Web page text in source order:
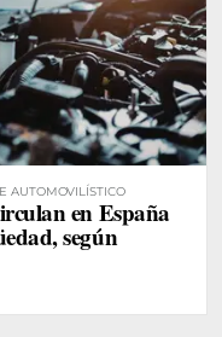
AUTOMOVILÍSTICO
en España
según